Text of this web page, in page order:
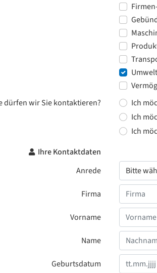
dürfen wir Sie kontaktieren?
Ich
Ich
Ich
Ihre Kontaktdaten
Anrede
Firma
Vorname
Name
Geburtsdatum